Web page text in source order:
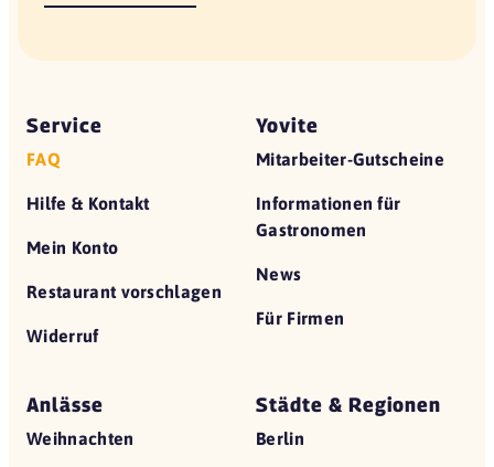
Service
FAQ
Hilfe & Kontakt
Mein Konto
Restaurant vorschlagen
Widerruf
Yovite
Mitarbeiter-Gutscheine
Informationen für
Gastronomen
News
Für Firmen
Anlässe
Weihnachten
Städte & Regionen
Berlin